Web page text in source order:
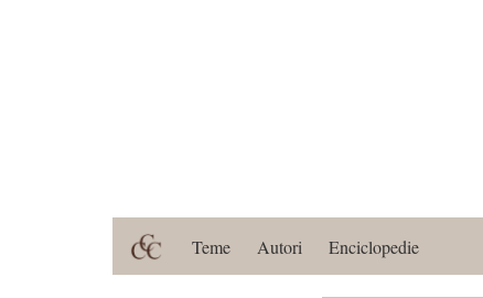
Teme Autori Enciclopedie